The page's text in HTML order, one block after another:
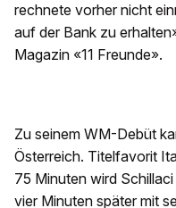
rechnete vorher nicht
auf der Bank zu
Magazin «11 Freunde».
Zu seinem WM-Debüt
Österreich. Titelfavorit
75 Minuten wird
vier Minuten später mit